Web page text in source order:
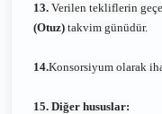
13. Verilen tekliflerin
(Otuz) takvim günüdür.
14.Konsorsiyum olarak
15. Diğer hususlar: